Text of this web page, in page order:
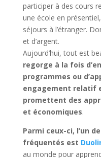
participer à des cours
une école en
séjours à l’étranger.
et d’argent.
Aujourd’hui, tout est
regorge à la fois
programmes ou
engagement relatif
promettent des
et économiques.
Parmi ceux-ci, l’un
fréquentés est
au monde pour